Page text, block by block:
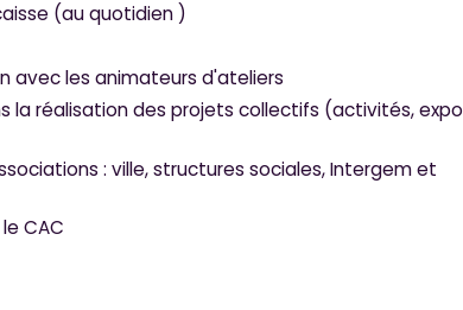
(au quotidien )
avec les animateurs d'ateliers
la réalisation des projets collectifs (activités, expo
: ville, structures sociales, Intergem et
CAC